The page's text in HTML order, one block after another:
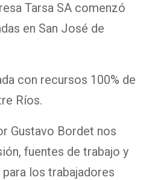
Tarsa SA comenzó
en San José de
con recursos 100% de
Ríos.
Gustavo Bordet nos
fuentes de trabajo y
los trabajadores